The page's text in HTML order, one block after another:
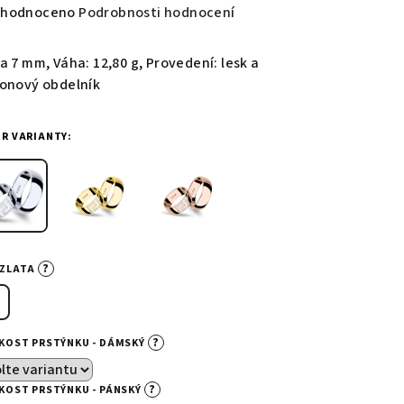
Podrobnosti hodnocení
7 mm, Váha: 12,80 g, Provedení: lesk a
obdelník
VARIANTY:
?
PRSTÝNKU - DÁMSKÝ ?
PRSTÝNKU - PÁNSKÝ ?